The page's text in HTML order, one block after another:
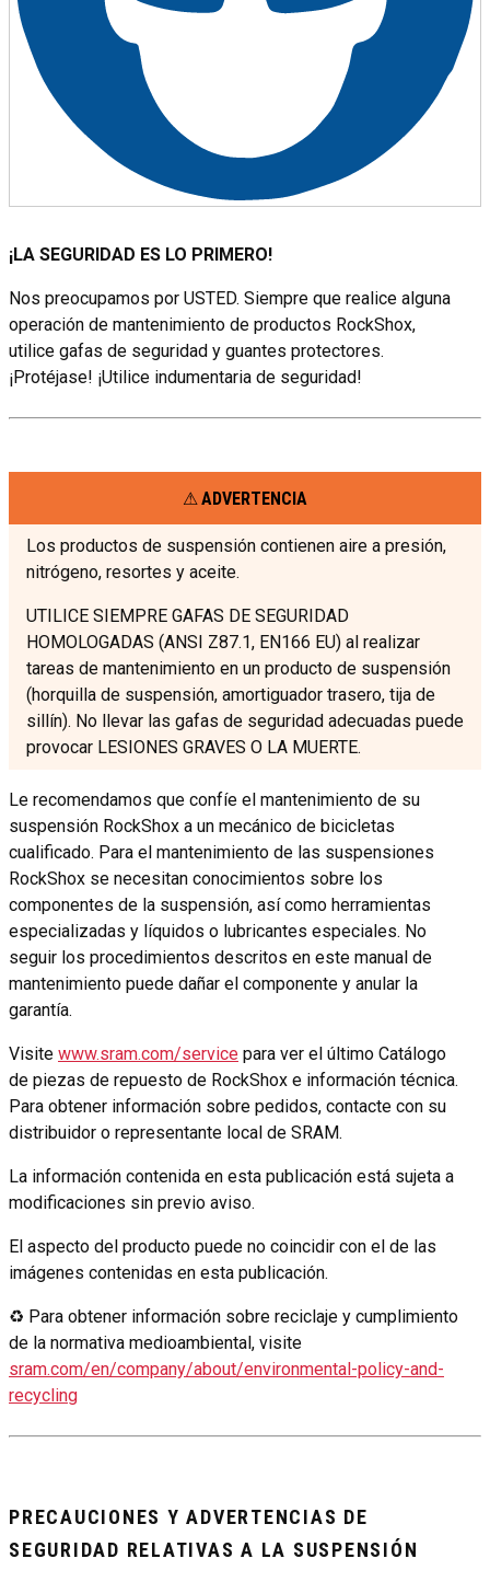
¡LA SEGURIDAD ES LO PRIMERO!
Nos preocupamos por USTED. Siempre que realice alguna
operación de mantenimiento de productos RockShox,
utilice gafas de seguridad y guantes protectores.
¡Protéjase! ¡Utilice indumentaria de seguridad!
ADVERTENCIA
Los productos de suspensión contienen aire a presión,
nitrógeno, resortes y aceite.
UTILICE SIEMPRE GAFAS DE SEGURIDAD
HOMOLOGADAS (ANSI Z87.1, EN166 EU) al realizar
tareas de mantenimiento en un producto de suspensión
(horquilla de suspensión, amortiguador trasero, tija de
sillín). No llevar las gafas de seguridad adecuadas puede
provocar LESIONES GRAVES O LA MUERTE.
Le recomendamos que confíe el mantenimiento de su
suspensión RockShox a un mecánico de bicicletas
cualificado. Para el mantenimiento de las suspensiones
RockShox se necesitan conocimientos sobre los
componentes de la suspensión, así como herramientas
especializadas y líquidos o lubricantes especiales. No
seguir los procedimientos descritos en este manual de
mantenimiento puede dañar el componente y anular la
garantía.
Visite www.sram.com/service para ver el último Catálogo
de piezas de repuesto de RockShox e información técnica.
Para obtener información sobre pedidos, contacte con su
distribuidor o representante local de SRAM.
La información contenida en esta publicación está sujeta a
modificaciones sin previo aviso.
El aspecto del producto puede no coincidir con el de las
imágenes contenidas en esta publicación.
♻ Para obtener información sobre reciclaje y cumplimiento
de la normativa medioambiental, visite
sram.com/en/company/about/environmental-policy-and-
recycling
PRECAUCIONES Y ADVERTENCIAS DE
SEGURIDAD RELATIVAS A LA SUSPENSIÓN